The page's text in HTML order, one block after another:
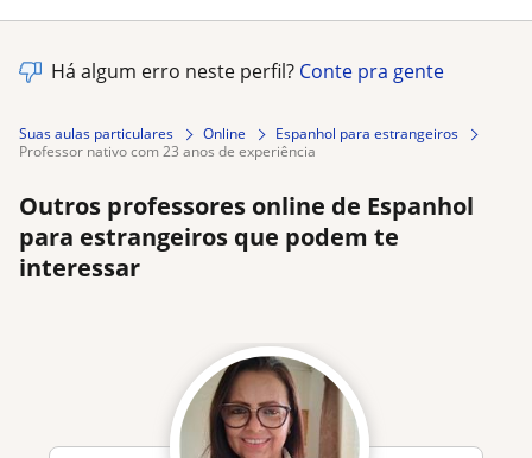
Há algum erro neste perfil? Conte pra gente
Suas aulas particulares Online
Espanhol para estrangeiros
professor nativo com 23 anos de experiência
Outros professores online de Espanhol
para estrangeiros que podem te
interessar